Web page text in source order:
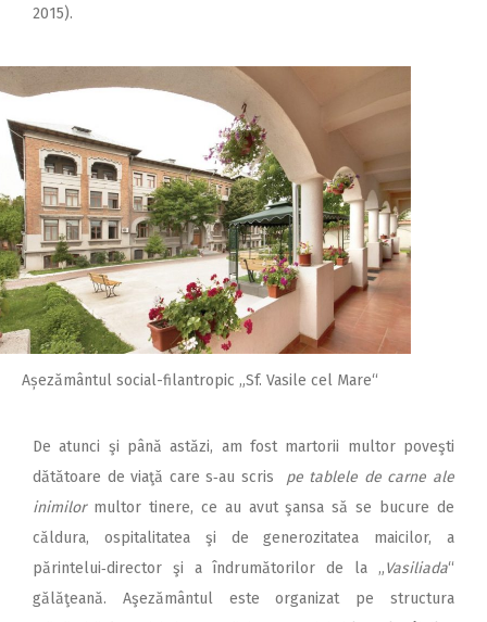
2015).
Așezământul social-filantropic „Sf. Vasile cel Mare“
De atunci şi până astăzi, am fost martorii multor poveşti
dătătoare de viaţă care s‑au scris pe tablele de carne ale
inimilormultor tinere, ce au avut şansa să se bucure de
căldura, ospitalitatea şi de generozitatea maicilor, a
părintelui‑director şi a îndrumătorilor de la „Vasiliada“
gălăţeană. Aşezământul este organizat pe structura